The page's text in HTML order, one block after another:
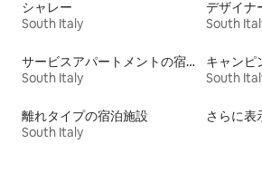
シャレー
South Italy
デザイナ
South
サービスアパートメントの宿泊施設
South Italy
キャンピ
South
離れタイプの宿泊施設
South Italy
さらに表